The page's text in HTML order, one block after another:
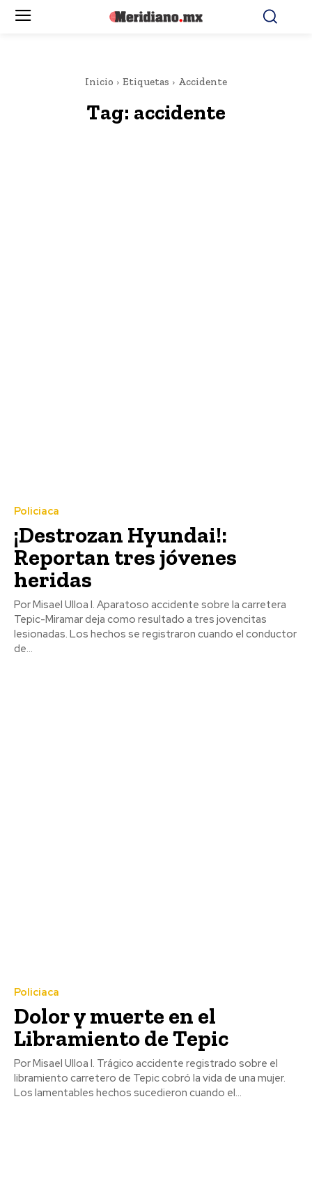
Inicio Etiquetas Accidente
Tag: accidente
Policiaca
¡Destrozan Hyundai!:
Reportan tres jóvenes
heridas
Por Misael Ulloa I. Aparatoso accidente sobre la carretera
Tepic-Miramar deja como resultado a tres jovencitas
lesionadas. Los hechos se registraron cuando el conductor
de...
Policiaca
Dolor y muerte en el
Libramiento de Tepic
Por Misael Ulloa I. Trágico accidente registrado sobre el
libramiento carretero de Tepic cobró la vida de una mujer.
Los lamentables hechos sucedieron cuando el...